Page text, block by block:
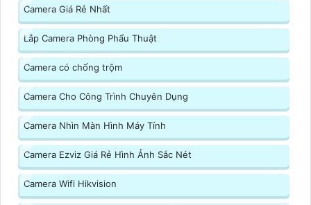
Camera Giá Rẻ Nhất
Lắp Camera Phòng Phẩu Thuật
Camera có chống trộm
Camera Cho Công Trình Chuyên Dụng
Camera Nhìn Màn Hình Máy Tính
Camera Ezviz Giá Rẻ Hình Ảnh Sắc Nét
Camera Wifi Hikvision